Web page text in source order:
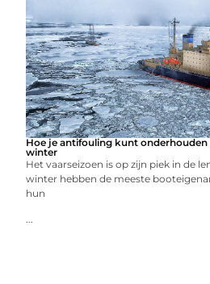
Hoe je antifouling kunt onderhouden
winter
Het vaarseizoen is op zijn piek in de
winter hebben de meeste
hun
...